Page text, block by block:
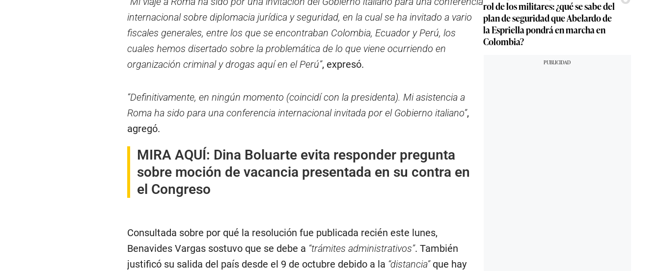
internacional sobre diplomacia jurídica y seguridad, en la cual se ha invitado a vario
fiscales generales, entre los que se encontraban Colombia, Ecuador y Perú, los
cuales hemos disertado sobre la problemática de lo que viene ocurriendo en
organización criminal y drogas aquí en el Perú”, expresó.
“Definitivamente, en ningún momento (coincidí con la presidenta). Mi asistencia a
Roma ha sido para una conferencia internacional invitada por el Gobierno italiano”,
agregó.
MIRA AQUÍ: Dina Boluarte evita responder pregunta
sobre moción de vacancia presentada en su contra en
el Congreso
Consultada sobre por qué la resolución fue publicada recién este lunes,
Benavides Vargas sostuvo que se debe a “trámites administrativos”. También
justificó su salida del país desde el 9 de octubre debido a la “distancia”que hay
rol de los militares: ¿qué se sabe del
plan de seguridad que Abelardo de
la Espriella pondrá en marcha en
Colombia?